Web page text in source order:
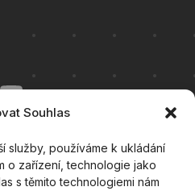
Souhlas
služby, používáme k ukládání
o zařízení, technologie jako
s těmito technologiemi nám